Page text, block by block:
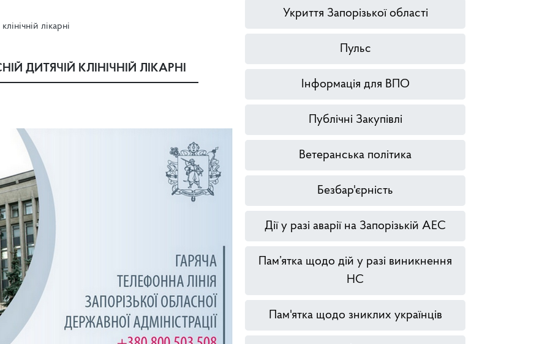
лікарні
ДИТЯЧІЙ КЛІНІЧНІЙ ЛІКАРНІ
Укриття Запорізької області
Пульс
Інформація для ВПО
Публічні Закупівлі
Ветеранська політика
Безбар'єрність
Дії у разі аварії на Запорізькій АЕС
Пам’ятка щодо дій у разі виникнення
НС
Пам'ятка щодо зниклих українців